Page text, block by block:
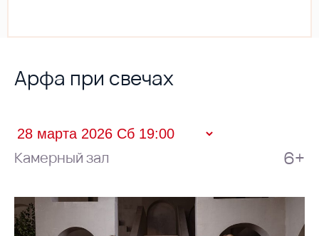
Арфа при свечах
Камерный зал 6+